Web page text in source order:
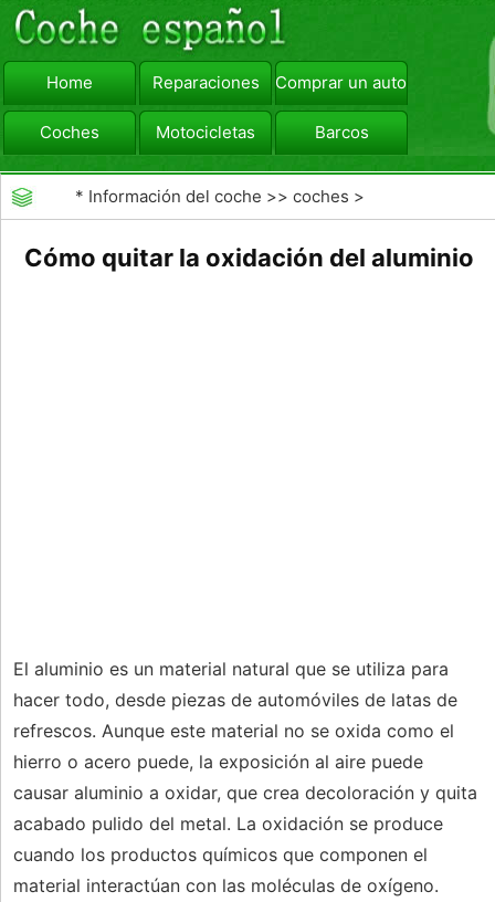
Home Reparaciones Comprar un automóvil
Coches Motocicletas Barcos
viajar Camiones
* Información del coche >>coches >
Cómo quitar la oxidación del aluminio
El aluminio es un material natural que se utiliza para
hacer todo, desde piezas de automóviles de latas de
refrescos. Aunque este material no se oxida como el
hierro o acero puede, la exposición al aire puede
causar aluminio a oxidar, que crea decoloración y quita
acabado pulido del metal. La oxidación se produce
cuando los productos químicos que componen el
material interactúan con las moléculas de oxígeno.